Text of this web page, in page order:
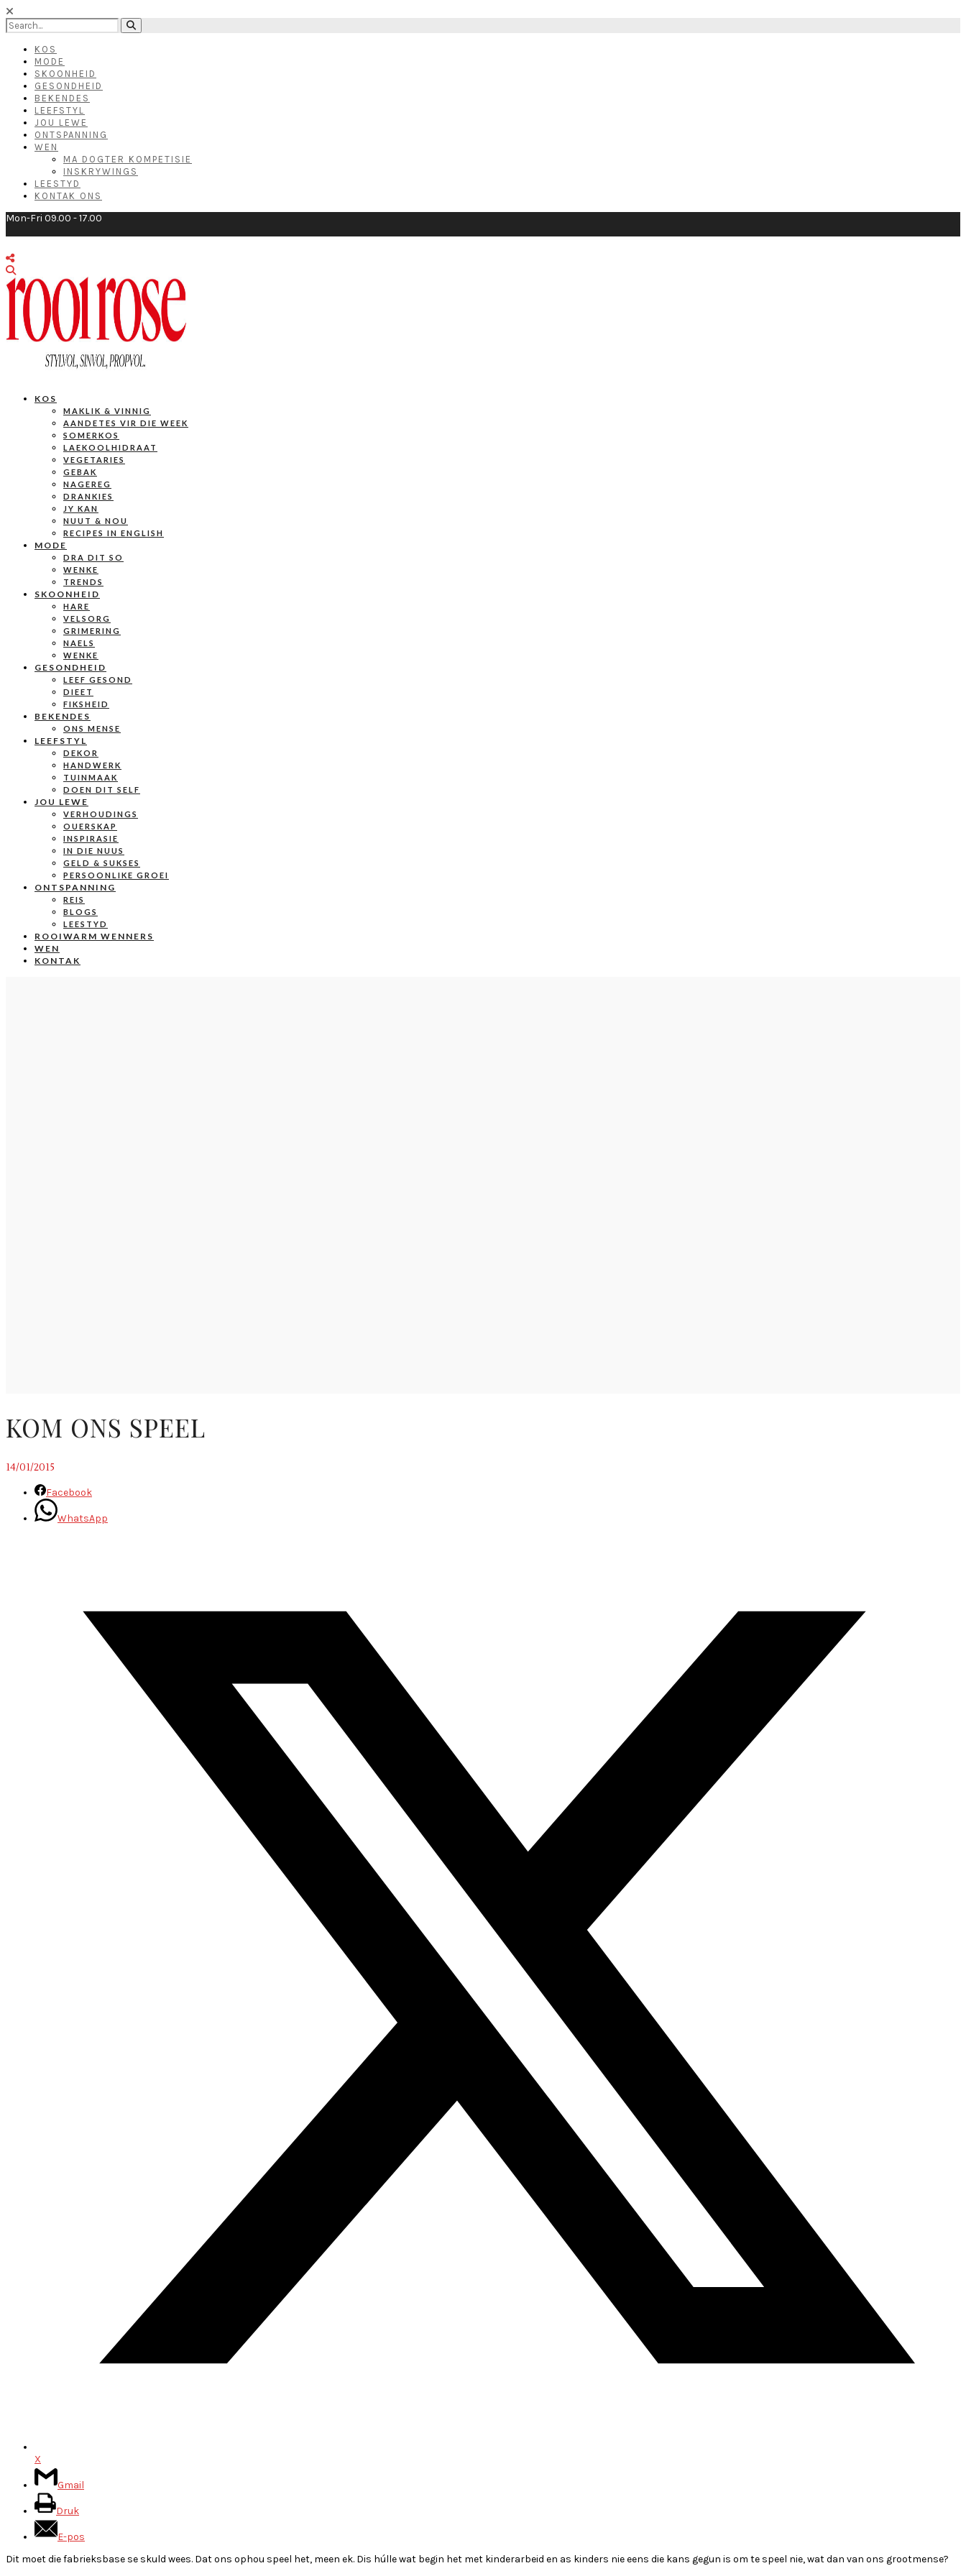
KOS
MODE
SKOONHEID
GESONDHEID
BEKENDES
LEEFSTYL
JOU LEWE
ONTSPANNING
WEN
MA DOGTER KOMPETISIE
INSKRYWINGS
LEESTYD
KONTAK ONS
Mon-Fri 09.00 - 17.00
KOS
MAKLIK & VINNIG
AANDETES VIR DIE WEEK
SOMERKOS
LAEKOOLHIDRAAT
VEGETARIES
GEBAK
NAGEREG
DRANKIES
JY KAN
NUUT & NOU
RECIPES IN ENGLISH
MODE
DRA DIT SO
WENKE
TRENDS
SKOONHEID
HARE
VELSORG
GRIMERING
NAELS
WENKE
GESONDHEID
LEEF GESOND
DIEET
FIKSHEID
BEKENDES
ONS MENSE
LEEFSTYL
DEKOR
HANDWERK
TUINMAAK
DOEN DIT SELF
JOU LEWE
VERHOUDINGS
OUERSKAP
INSPIRASIE
IN DIE NUUS
GELD & SUKSES
PERSOONLIKE GROEI
ONTSPANNING
REIS
BLOGS
LEESTYD
ROOIWARM WENNERS
WEN
KONTAK
KOM ONS SPEEL
14/01/2015
Facebook
WhatsApp
X
Gmail
Druk
E-pos
Dit moet die fabrieksbase se skuld wees. Dat ons ophou speel het, meen ek. Dis húlle wat begin het met kinderarbeid en as kinders nie eens die kans gegun is om te speel nie, wat dan van ons grootmense?